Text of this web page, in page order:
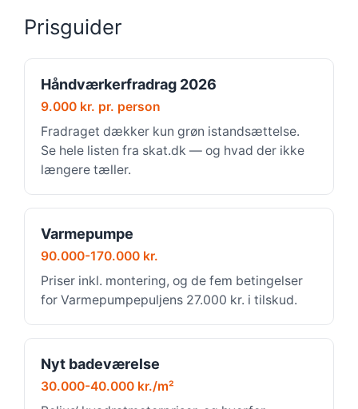
Prisguider
Håndværkerfradrag 2026
9.000 kr. pr. person
Fradraget dækker kun grøn istandsættelse.
Se hele listen fra skat.dk — og hvad der ikke
længere tæller.
Varmepumpe
90.000-170.000 kr.
Priser inkl. montering, og de fem betingelser
for Varmepumpepuljens 27.000 kr. i tilskud.
Nyt badeværelse
30.000-40.000 kr./m²